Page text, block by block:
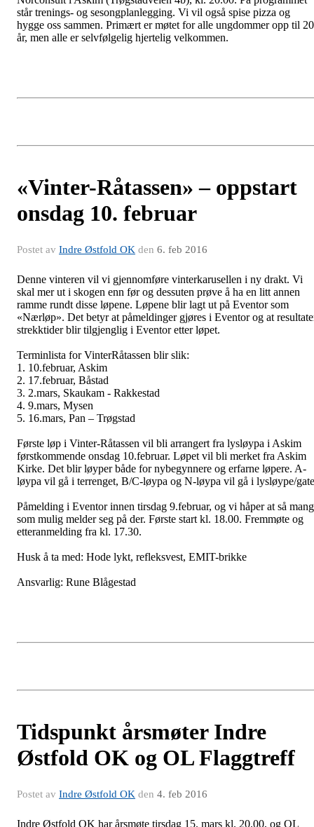
står trenings- og sesongplanlegging. Vi vil også spise pizza og
hygge oss sammen. Primært er møtet for alle ungdommer opp til 20
år, men alle er selvfølgelig hjertelig velkommen.
«Vinter-Råtassen» – oppstart
onsdag 10. februar
Postet av Indre Østfold OK den 6. feb 2016
Denne vinteren vil vi gjennomføre vinterkarusellen i ny drakt. Vi
skal mer ut i skogen enn før og dessuten prøve å ha en litt annen
ramme rundt disse løpene. Løpene blir lagt ut på Eventor som
«Nærløp». Det betyr at påmeldinger gjøres i Eventor og at
strekktider blir tilgjenglig i Eventor etter løpet.
Terminlista for VinterRåtassen blir slik:
1. 10.februar, Askim
2. 17.februar, Båstad
3. 2.mars, Skaukam - Rakkestad
4. 9.mars, Mysen
5. 16.mars, Pan – Trøgstad
Første løp i Vinter-Råtassen vil bli arrangert fra lysløypa i Askim
førstkommende onsdag 10.februar. Løpet vil bli merket fra Askim
Kirke. Det blir løyper både for nybegynnere og erfarne løpere. A-
løypa vil gå i terrenget, B/C-løypa og N-løypa vil gå i lysløype/
Påmelding i Eventor innen tirsdag 9.februar, og vi håper at så
som mulig melder seg på der. Første start kl. 18.00. Fremmøte og
etteranmelding fra kl. 17.30.
Husk å ta med: Hode lykt, refleksvest, EMIT-brikke
Ansvarlig: Rune Blågestad
Tidspunkt årsmøter Indre
Østfold OK og OL Flaggtreff
Postet av Indre Østfold OK den 4. feb 2016
Indre Østfold OK har årsmøte tirsdag 15. mars kl. 20.00, og OL